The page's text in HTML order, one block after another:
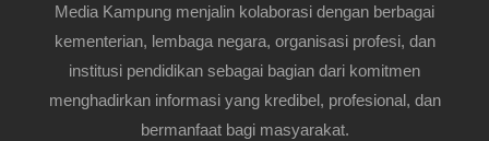
Media Kampung menjalin kolaborasi dengan berbagai
kementerian, lembaga negara, organisasi profesi, dan
institusi pendidikan sebagai bagian dari komitmen
menghadirkan informasi yang kredibel, profesional, dan
bermanfaat bagi masyarakat.